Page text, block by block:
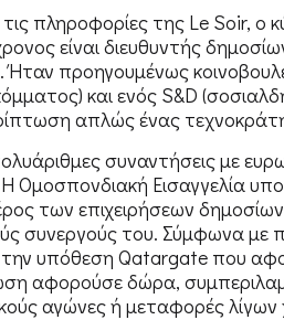
πληροφορίες της Le Soir, ο
είναι διευθυντής
Ήταν προηγουμένως
και ενός S&D
απλώς ένας
συναντήσεις με
Ομοσπονδιακή Εισαγγελία
των επιχειρήσεων
συνεργούς του. Σύμφωνα με
την υπόθεση Qatargate που
αφορούσε δώρα,
αγώνες ή μεταφορές λίγων